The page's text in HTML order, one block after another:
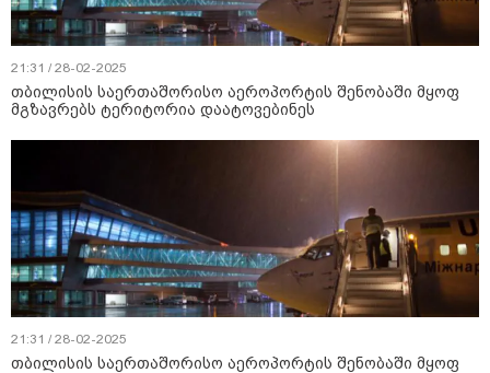
21:31 / 28-02-2025
თბილისის საერთაშორისო აეროპორტის შენობაში მყოფ
მგზავრებს ტერიტორია დაატოვებინეს
21:31 / 28-02-2025
თბილისის საერთაშორისო აეროპორტის შენობაში მყოფ